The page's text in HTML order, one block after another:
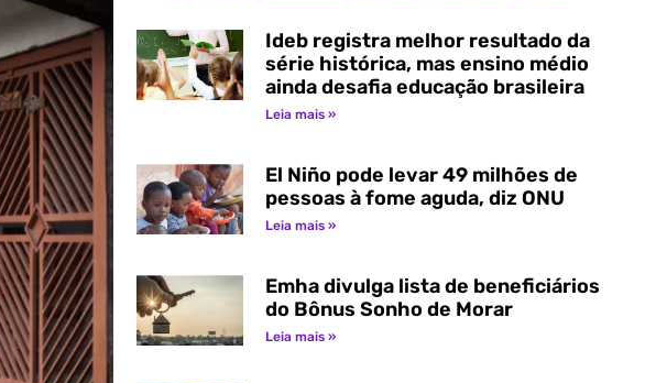
Ideb registra melhor resultado da
série histórica, mas ensino médio
ainda desafia educação brasileira
Leia mais »
El Niño pode levar 49 milhões de
pessoas à fome aguda, diz ONU
Leia mais »
Emha divulga lista de beneficiários
do Bônus Sonho de Morar
Leia mais »